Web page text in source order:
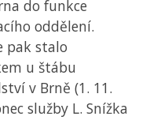
do funkce
oddělení.
pak stalo
u štábu
v Brně (1. 11.
služby L. Snížka